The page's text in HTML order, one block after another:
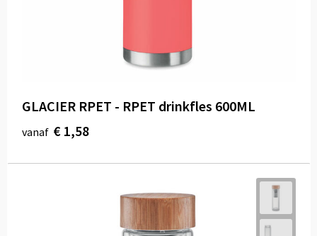
GLACIER RPET - RPET drinkfles 600ML
vanaf € 1,58